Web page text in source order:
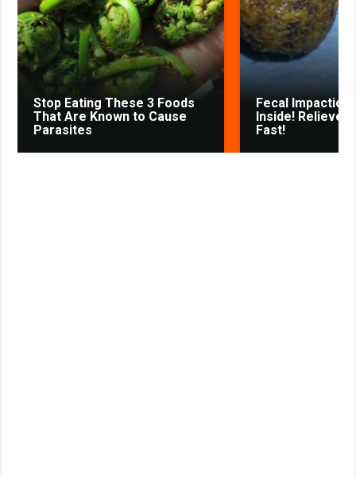
k
p
m
s
n
i
k
i
s
t
Stop Eating These 3 Foods
That Are Known to Cause
Parasites
Fecal Impaction
Inside! Relieves
Fast!